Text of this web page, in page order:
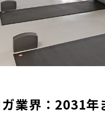
業界：2031